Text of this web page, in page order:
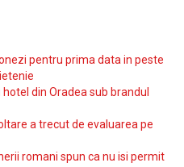
pentru prima data in peste
din Oradea sub brandul
a trecut de evaluarea pe
romani spun ca nu isi permit